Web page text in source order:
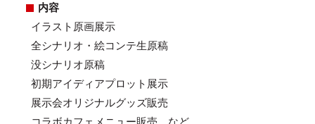
内容
イラスト原画展示
全シナリオ・絵コンテ生原稿
没シナリオ原稿
初期アイディアプロット展示
展示会オリジナルグッズ販売
コラボカフェメニュー販売 など